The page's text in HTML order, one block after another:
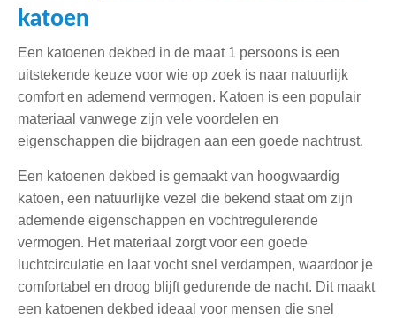
katoen
Een katoenen dekbed in de maat 1 persoons is een
uitstekende keuze voor wie op zoek is naar natuurlijk
comfort en ademend vermogen. Katoen is een populair
materiaal vanwege zijn vele voordelen en
eigenschappen die bijdragen aan een goede nachtrust.
Een katoenen dekbed is gemaakt van hoogwaardig
katoen, een natuurlijke vezel die bekend staat om zijn
ademende eigenschappen en vochtregulerende
vermogen. Het materiaal zorgt voor een goede
luchtcirculatie en laat vocht snel verdampen, waardoor je
comfortabel en droog blijft gedurende de nacht. Dit maakt
een katoenen dekbed ideaal voor mensen die snel